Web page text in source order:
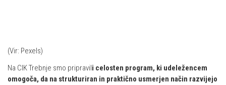
(Vir: Pexels)
Na CIK Trebnje smo pripravili celosten program, ki udeležencem
omogoča, da na strukturiran in praktično usmerjen način razvijejo